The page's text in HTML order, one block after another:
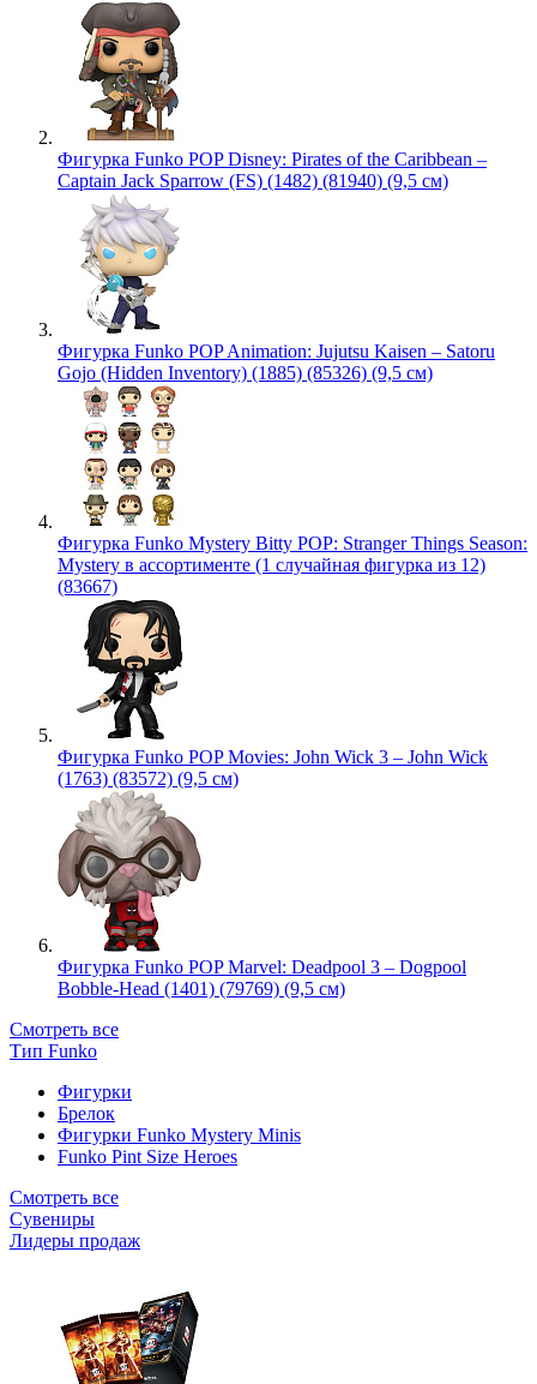
Фигурка Funko POP Disney: Pirates of the Caribbean –
Captain Jack Sparrow (FS) (1482) (81940) (9,5 см)
Фигурка Funko POP Animation: Jujutsu Kaisen – Satoru
Gojo (Hidden Inventory) (1885) (85326) (9,5 см)
Фигурка Funko Mystery Bitty POP: Stranger Things Season:
Mystery в ассортименте (1 случайная фигурка из 12)
(83667)
Фигурка Funko POP Movies: John Wick 3 – John Wick
(1763) (83572) (9,5 см)
Фигурка Funko POP Marvel: Deadpool 3 – Dogpool
Bobble-Head (1401) (79769) (9,5 см)
Смотреть все
Тип Funko
Фигурки
Брелок
Фигурки Funko Mystery Minis
Funko Pint Size Heroes
Смотреть все
Сувениры
Лидеры продаж